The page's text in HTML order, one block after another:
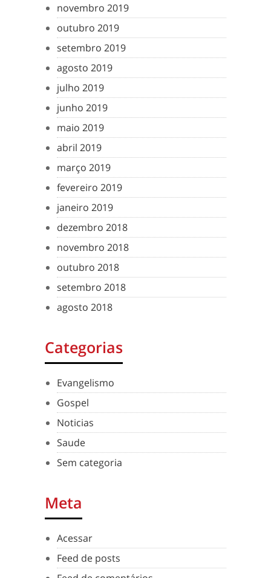
novembro 2019
outubro 2019
setembro 2019
agosto 2019
julho 2019
junho 2019
maio 2019
abril 2019
março 2019
fevereiro 2019
janeiro 2019
dezembro 2018
novembro 2018
outubro 2018
setembro 2018
agosto 2018
Categorias
Evangelismo
Gospel
Noticias
Saude
Sem categoria
Meta
Acessar
Feed de posts